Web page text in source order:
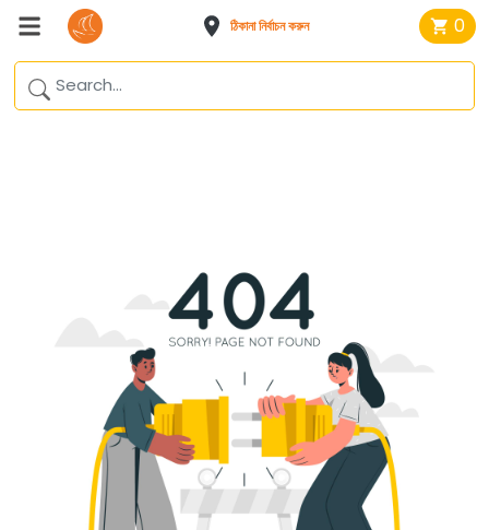
ঠিকানা নির্বাচন করুন 0